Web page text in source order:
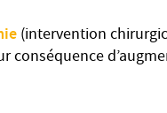
(intervention
conséquence